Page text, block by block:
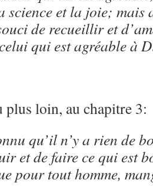
science et la joie; mais
de recueillir et
qui est agréable à
plus loin, au chapitre 3:
qu’il n’y a rien de
et de faire ce qui est
pour tout homme,